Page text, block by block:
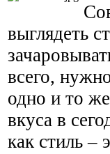
выглядеть
всего,
одно и то
вкуса в
как стиль –